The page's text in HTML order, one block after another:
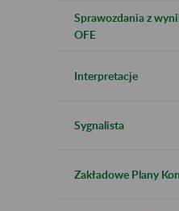
Sprawozdania z
OFE
Interpretacje
Sygnalista
Zakładowe Plany